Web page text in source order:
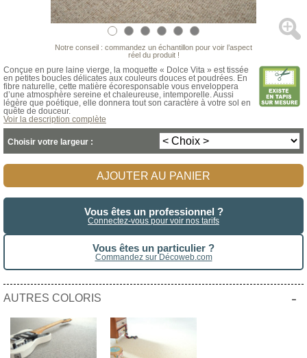
Notre conseil : commandez un échantillon pour voir l’aspect
réel du produit !
Conçue en pure laine vierge, la moquette « Dolce Vita » est tissée
en petites boucles délicates aux couleurs douces et poudrées. En
fibre naturelle, cette matière écoresponsable vous enveloppera
d’une atmosphère sereine et chaleureuse, intemporelle. Aussi
légère que poétique, elle donnera tout son caractère à votre sol en
quête de douceur.
Voir la description complète
Choisir votre largeur :
AJOUTER AU PANIER
Vous êtes un professionnel ?
Connectez-vous pour voir nos tarifs
Vous êtes un particulier ?
Commandez sur Décoweb.com
AUTRES COLORIS -